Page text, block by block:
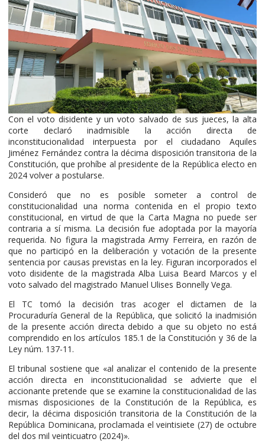
Con el voto disidente y un voto salvado de sus jueces, la alta
corte declaró inadmisible la acción directa de
inconstitucionalidad interpuesta por el ciudadano Aquiles
Jiménez Fernández contra la décima disposición transitoria de la
Constitución, que prohíbe al presidente de la República electo en
2024 volver a postularse.
Consideró que no es posible someter a control de
constitucionalidad una norma contenida en el propio texto
constitucional, en virtud de que la Carta Magna no puede ser
contraria a sí misma. La decisión fue adoptada por la mayoría
requerida. No figura la magistrada Army Ferreira, en razón de
que no participó en la deliberación y votación de la presente
sentencia por causas previstas en la ley. Figuran incorporados el
voto disidente de la magistrada Alba Luisa Beard Marcos y el
voto salvado del magistrado Manuel Ulises Bonnelly Vega.
El TC tomó la decisión tras acoger el dictamen de la
Procuraduría General de la República, que solicitó la inadmisión
de la presente acción directa debido a que su objeto no está
comprendido en los artículos 185.1 de la Constitución y 36 de la
Ley núm. 137-11.
El tribunal sostiene que «al analizar el contenido de la presente
acción directa en inconstitucionalidad se advierte que el
accionante pretende que se examine la constitucionalidad de las
mismas disposiciones de la Constitución de la República, es
decir, la décima disposición transitoria de la Constitución de la
República Dominicana, proclamada el veintisiete (27) de octubre
del dos mil veinticuatro (2024)».